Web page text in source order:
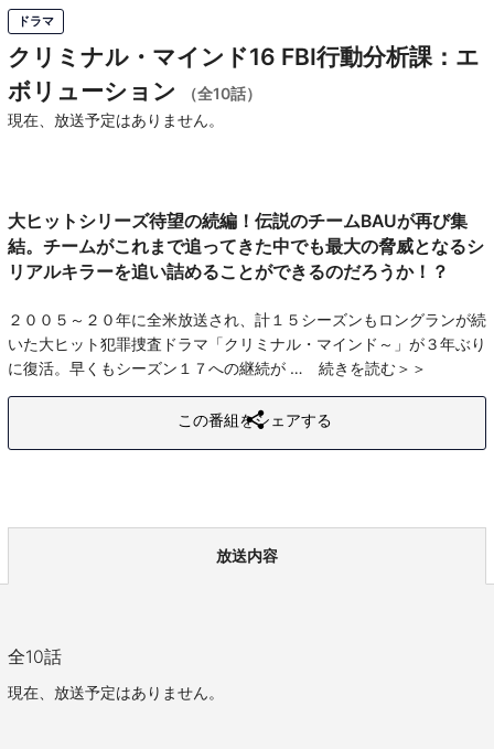
ドラマ
クリミナル・マインド16 FBI行動分析課：エ
ボリューション
（全10話）
現在、放送予定はありません。
大ヒットシリーズ待望の続編！伝説のチームBAUが再び集
結。チームがこれまで追ってきた中でも最大の脅威となるシ
リアルキラーを追い詰めることができるのだろうか！？
２００５～２０年に全米放送され、計１５シーズンもロングランが続
いた大ヒット犯罪捜査ドラマ「クリミナル・マインド～」が３年ぶり
に復活。早くもシーズン１７への継続が
続きを読む
この番組をシェアする
放送内容
全10話
現在、放送予定はありません。